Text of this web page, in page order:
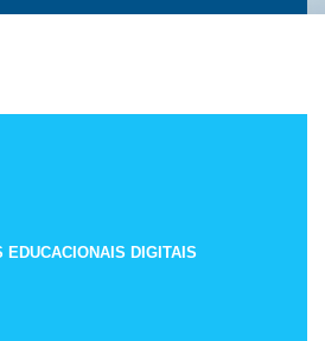
EDUCACIONAIS DIGITAIS